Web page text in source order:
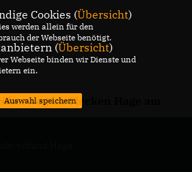
im Flecken Hage am
Cookies (Übersicht)
werden allein für den
der Webseite benötigt.
(Übersicht)
Webseite binden wir Dienste und
ein.
Auswahl speichern